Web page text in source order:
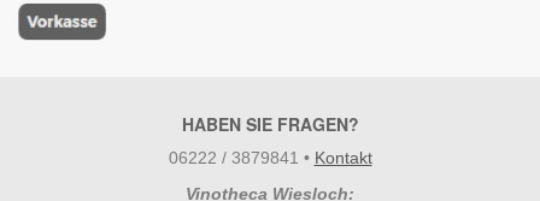
HABEN SIE FRAGEN?
06222 / 3879841 • Kontakt
Vinotheca Wiesloch: